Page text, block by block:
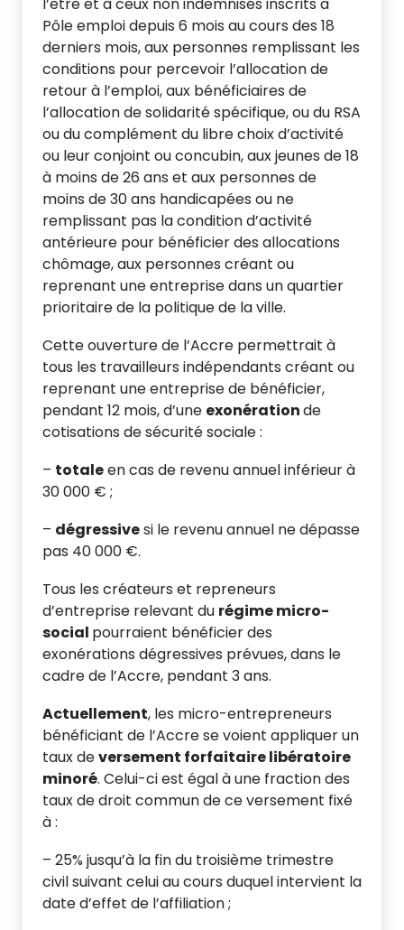
Pôle emploi depuis 6 mois au cours des 18
derniers mois, aux personnes remplissant les
conditions pour percevoir l’allocation de
retour à l’emploi, aux bénéficiaires de
l’allocation de solidarité spécifique, ou du RSA
ou du complément du libre choix d’activité
ou leur conjoint ou concubin, aux jeunes de 18
à moins de 26 ans et aux personnes de
moins de 30 ans handicapées ou ne
remplissant pas la condition d’activité
antérieure pour bénéficier des allocations
chômage, aux personnes créant ou
reprenant une entreprise dans un quartier
prioritaire de la politique de la ville.
Cette ouverture de l’Accre permettrait à
tous les travailleurs indépendants créant ou
reprenant une entreprise de bénéficier,
pendant 12 mois, d’une exonérationde
cotisations de sécurité sociale :
– totaleen cas de revenu annuel inférieur à
30 000 € ;
– dégressivesi le revenu annuel ne dépasse
pas 40 000 €.
Tous les créateurs et repreneurs
d’entreprise relevant du régime micro-
social pourraient bénéficier des
exonérations dégressives prévues, dans le
cadre de l’Accre, pendant 3 ans.
Actuellement, les micro-entrepreneurs
bénéficiant de l’Accre se voient appliquer un
taux deversement forfaitaire libératoire
minoré. Celui-ci est égal à une fraction des
taux de droit commun de ce versement fixé
à :
– 25% jusqu’à la fin du troisième trimestre
civil suivant celui au cours duquel intervient la
date d’effet de l’affiliation ;